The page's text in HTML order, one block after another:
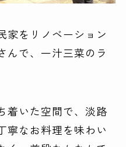
家をリノベーション
で、一汁三菜のラ
着いた空間で、淡路
寧なお料理を味わい